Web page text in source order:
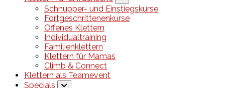
Schnupper- und Einstiegskurse
Fortgeschrittenenkurse
Offenes Klettern
Individualtraining
Familienklettern
Klettern für Mamas
Climb & Connect
Klettern als Teamevent
Specials